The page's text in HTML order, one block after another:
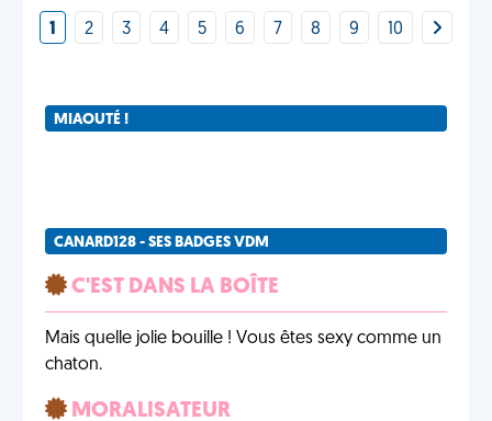
1 2 3 4 5 6 7 8 9 10
MIAOUTÉ !
CANARD128 - SES BADGES VDM
C'EST DANS LA BOÎTE
Mais quelle jolie bouille ! Vous êtes sexy comme un
chaton.
MORALISATEUR